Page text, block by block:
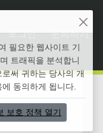
로그인 문의하기
필요한 웹사이트 기
트래픽을 분석합니
써 귀하는 당사의 개
동의하게 됩니다.
보호 정책 열기